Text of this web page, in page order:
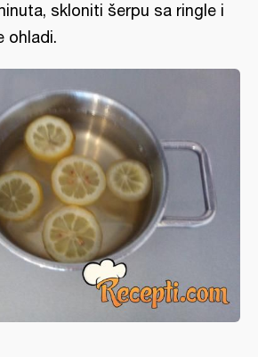
skloniti šerpu sa ringle i
ohladi.